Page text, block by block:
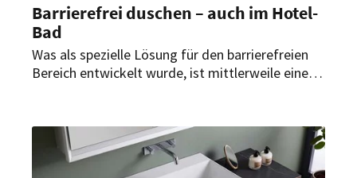
Barrierefrei duschen – auch im Hotel-
Bad
Was als spezielle Lösung für den barrierefreien
Bereich entwickelt wurde, ist mittlerweile eine
Stolperfalle ausgeführte Duschfläche. Viele
Gründe sprechen dafür, den Duschbereich
schwellenfrei mit dem Boden auszuführen.